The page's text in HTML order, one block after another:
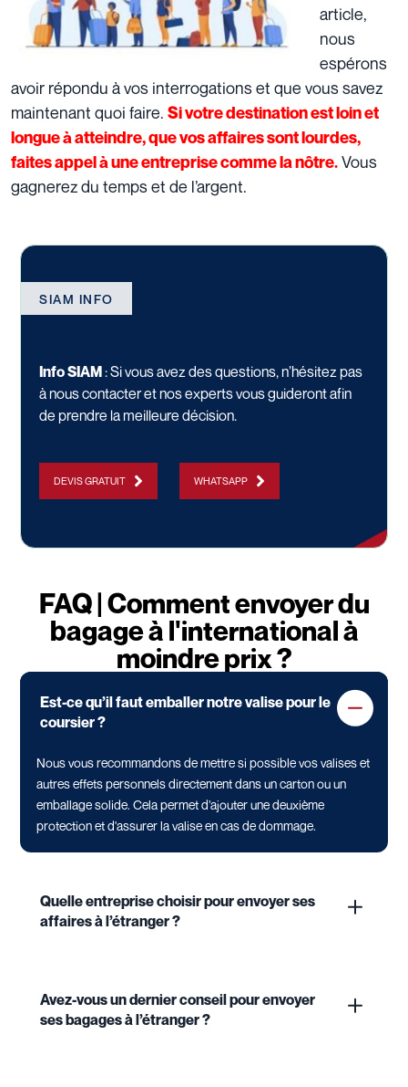
article,
nous
espérons
avoir répondu à vos interrogations et que vous savez
maintenant quoi faire. Si votre destination est loin et
longue à atteindre, que vos affaires sont lourdes,
faites appel à une entreprise comme la nôtre.Vous
gagnerez du temps et de l’argent.
SIAM INFO
Info SIAM: Si vous avez des questions,n’hésitez pas
à nous contacteret nos experts vous guideront afin
de prendre la meilleure décision.
DEVIS GRATUIT WHATSAPP
FAQ | Comment envoyer du
bagage à l'international à
moindre prix ?
Est-ce qu’il faut emballer notre valise pour le
coursier ?
Nous vous recommandons de mettre si possible vos valises et
autres effets personnels directement dans un carton ou un
emballage solide. Cela permet d’ajouter une deuxième
protection et d'assurer la valise en cas de dommage.
Quelle entreprise choisir pour envoyer ses
affaires à l’étranger ?
Avez-vous un dernier conseil pour envoyer
ses bagages à l’étranger ?